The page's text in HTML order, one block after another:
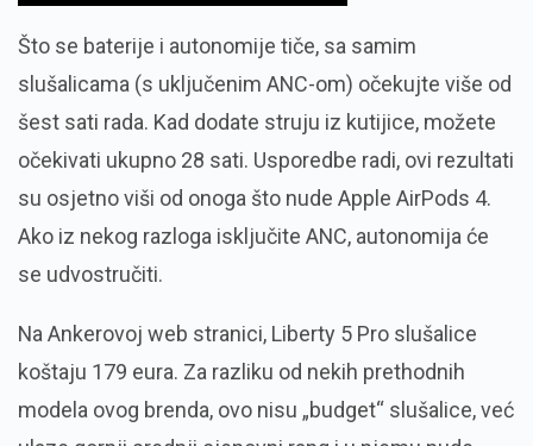
Što se baterije i autonomije tiče, sa samim
slušalicama (s uključenim ANC-om) očekujte više od
šest sati rada. Kad dodate struju iz kutijice, možete
očekivati ukupno 28 sati. Usporedbe radi, ovi rezultati
su osjetno viši od onoga što nude Apple AirPods 4.
Ako iz nekog razloga isključite ANC, autonomija će
se udvostručiti.
Na Ankerovoj web stranici, Liberty 5 Pro slušalice
koštaju 179 eura. Za razliku od nekih prethodnih
modela ovog brenda, ovo nisu „budget“ slušalice, već